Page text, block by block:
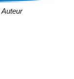
Auteur